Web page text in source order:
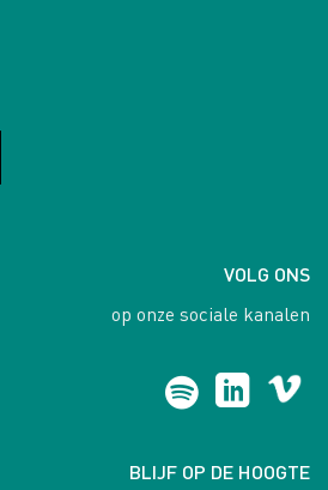
VOLG ONS
op onze sociale kanalen
BLIJF OP DE HOOGTE